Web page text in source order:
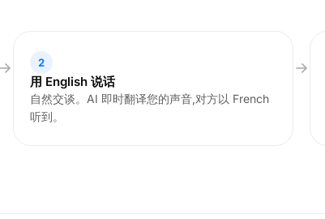
2
用 English 说话
自然交谈。AI 即时翻译您的声音,对方以 French
听到。